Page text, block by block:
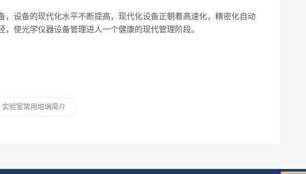
设备的现代化水平不断提高，现代化设备正朝着高速化，精密化自动
使光学仪器设备管理进人一个健康的现代管理阶段。
实验室常用坩埚简介